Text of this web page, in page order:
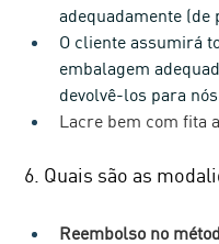
adequadamente (de
O cliente assumirá
embalagem
devolvê-los para nós.
Lacre bem com fita
6. Quais são as
Reembolso no